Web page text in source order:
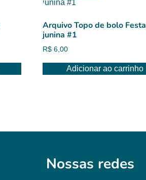
Arquivo Topo de bolo Festa
junina #1
R$ 6,00
Adicionar ao carrinho
Nossas redes